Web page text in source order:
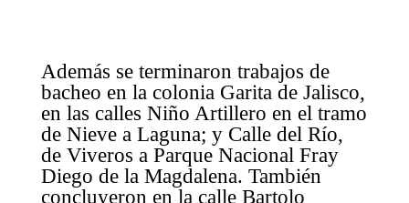
Además se terminaron trabajos de
bacheo en la colonia Garita de Jalisco,
en las calles Niño Artillero en el tramo
de Nieve a Laguna; y Calle del Río,
de Viveros a Parque Nacional Fray
Diego de la Magdalena. También
concluyeron en la calle Bartolo